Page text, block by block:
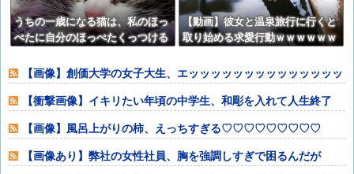
うちの一歳になる猫は、私のほっ
ぺたに自分のほっぺたくっつける
【動画】彼女と温泉旅行に行くと
取り始める求愛行動ｗｗｗｗｗｗ
【画像】創価大学の女子大生、エッッッッッッッッッッッッッッ
ッッ！
【衝撃画像】イキリたい年頃の中学生、和彫を入れて人生終了
⇒！！！
【画像】風呂上がりの柿、えっちすぎる♡♡♡♡♡♡♡♡♡
【画像あり】弊社の女性社員、胸を強調しすぎで困るんだが